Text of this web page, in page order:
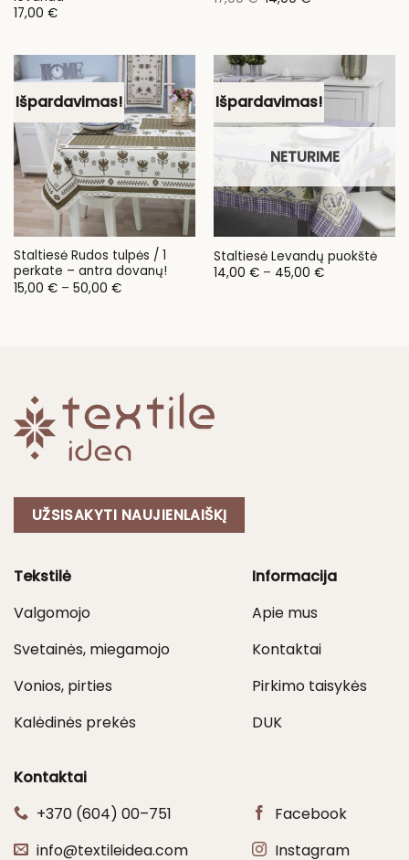
17,00 € price
Išpardavimas!
Staltiesė Rudos tulpės / 1
perkate – antra dovanų!
15,00 € – 50,00 €Price
Išpardavimas!
NETURIME
Staltiesė Levandų puokštė
14,00 € – 45,00 €Price
UŽSISAKYTI NAUJIENLAIŠKĮ
Tekstilė
Valgomojo
Svetainės, miegamojo
Vonios, pirties
Kalėdinės prekės
Informacija
Apie mus
Kontaktai
Pirkimo taisykės
DUK
Kontaktai
+370 (604) 00–751
info@textileidea.com
Facebook
Instagram